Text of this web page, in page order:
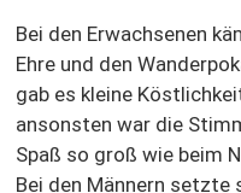
Bei den Erwachsenen
Ehre und den
gab es kleine
ansonsten war die
Spaß so groß wie beim
Bei den Männern